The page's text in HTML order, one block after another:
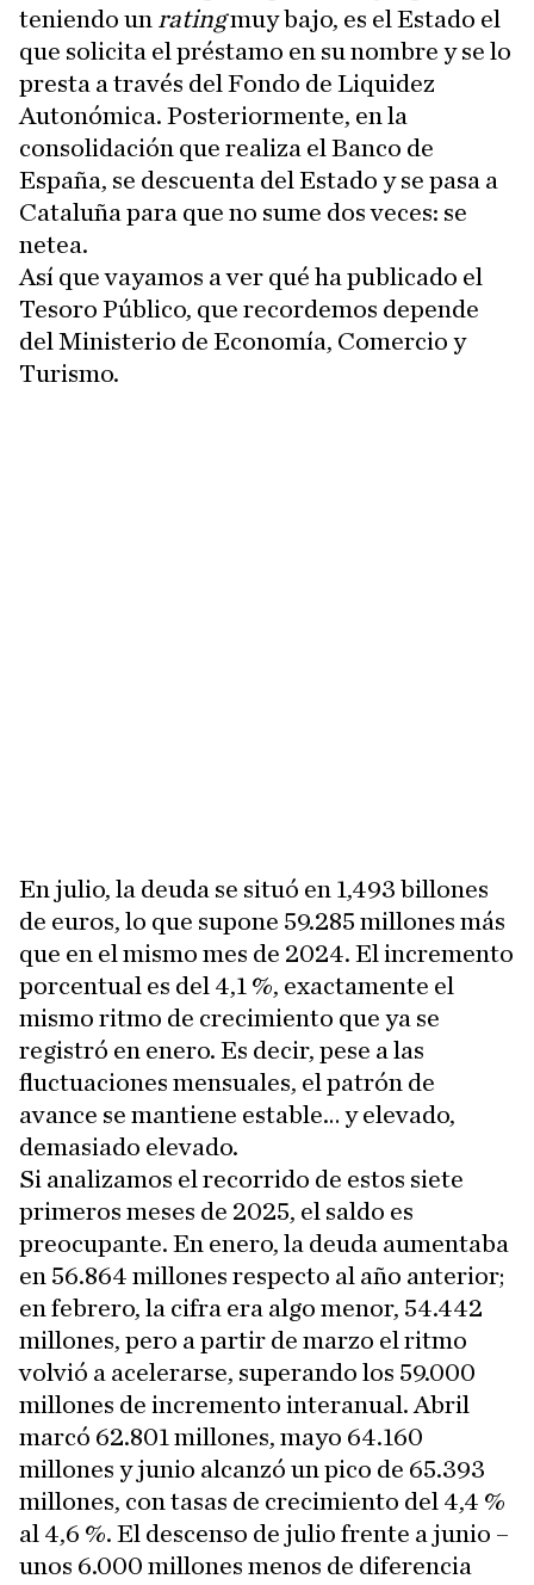
teniendo un ratingmuy bajo, es el Estado el
que solicita el préstamo en su nombre y se lo
presta a través del Fondo de Liquidez
Autonómica. Posteriormente, en la
consolidación que realiza el Banco de
España, se descuenta del Estado y se pasa a
Cataluña para que no sume dos veces: se
netea.
Así que vayamos a ver qué ha publicado el
Tesoro Público, que recordemos depende
del Ministerio de Economía, Comercio y
Turismo.
En julio, la deuda se situó en 1,493 billones
de euros, lo que supone 59.285 millones más
que en el mismo mes de 2024. El incremento
porcentual es del 4,1 %, exactamente el
mismo ritmo de crecimiento que ya se
registró en enero. Es decir, pese a las
fluctuaciones mensuales, el patrón de
avance se mantiene estable… y elevado,
demasiado elevado.
Si analizamos el recorrido de estos siete
primeros meses de 2025, el saldo es
preocupante. En enero, la deuda aumentaba
en 56.864 millones respecto al año anterior;
en febrero, la cifra era algo menor, 54.442
millones, pero a partir de marzo el ritmo
volvió a acelerarse, superando los 59.000
millones de incremento interanual. Abril
marcó 62.801 millones, mayo 64.160
millones y junio alcanzó un pico de 65.393
millones, con tasas de crecimiento del 4,4 %
al 4,6 %. El descenso de julio frente a junio –
unos 6.000 millones menos de diferencia